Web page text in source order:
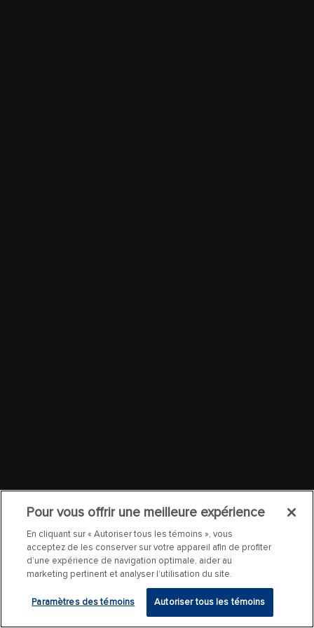
Pour vous offrir une meilleure expérience
En cliquant sur « Autoriser tous les témoins », vous
acceptez de les conserver sur votre appareil afin de profiter
d’une expérience de navigation optimale, aider au
marketing pertinent et analyser l’utilisation du site.
Paramètres des témoins Autoriser tous les témoins